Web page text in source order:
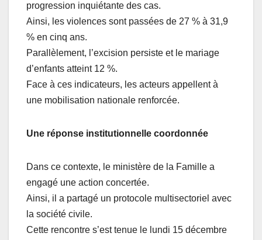
progression inquiétante des cas.
Ainsi, les violences sont passées de 27 % à 31,9
% en cinq ans.
Parallèlement, l’excision persiste et le mariage
d’enfants atteint 12 %.
Face à ces indicateurs, les acteurs appellent à
une mobilisation nationale renforcée.
Une réponse institutionnelle coordonnée
Dans ce contexte, le ministère de la Famille a
engagé une action concertée.
Ainsi, il a partagé un protocole multisectoriel avec
la société civile.
Cette rencontre s’est tenue le lundi 15 décembre